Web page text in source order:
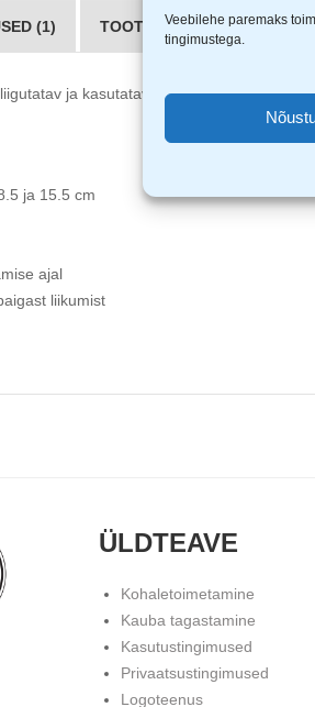
Veebilehe paremaks
tingimustega.
(1) TOOTJAD (1)
ja kasutatav.
ja 15.5 cm
ajal
liikumist
ÜLDTEAVE
Kohaletoimetamine
Kauba tagastamine
Kasutustingimused
Privaatsustingimused
Logoteenus